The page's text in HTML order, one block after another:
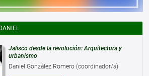
Jalisco desde la revolución: Arquitectura y
urbanismo
Daniel González Romero (coordinador/a)